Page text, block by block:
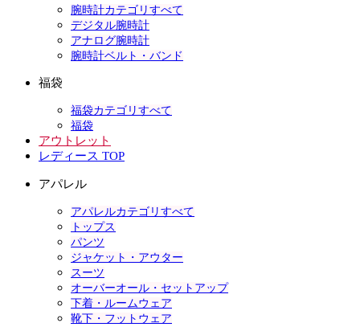
腕時計カテゴリすべて
デジタル腕時計
アナログ腕時計
腕時計ベルト・バンド
福袋
福袋カテゴリすべて
福袋
アウトレット
レディース TOP
アパレル
アパレルカテゴリすべて
トップス
パンツ
ジャケット・アウター
スーツ
オーバーオール・セットアップ
下着・ルームウェア
靴下・フットウェア